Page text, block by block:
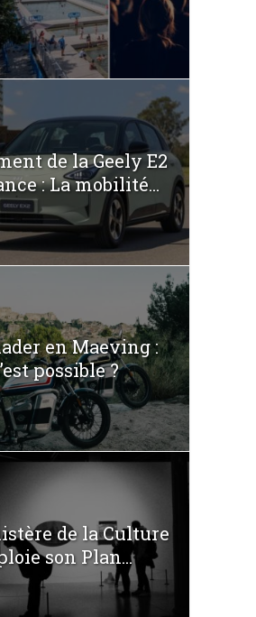
de la Geely E2
: La mobilité...
en Maeving :
possible ?
de la Culture
son Plan...